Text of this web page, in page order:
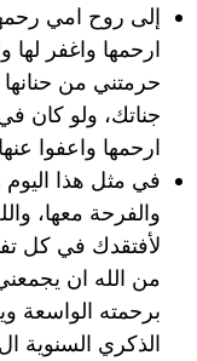
إلى روح امي
ارحمها واغفر لها
حرمتني من حنانها
جناتك، ولو كان في
ارحمها واعفوا
في مثل هذا
والفرحة معها،
لأفتقدك في كل
من الله ان
برحمته الواسعة
الذكري السنوية